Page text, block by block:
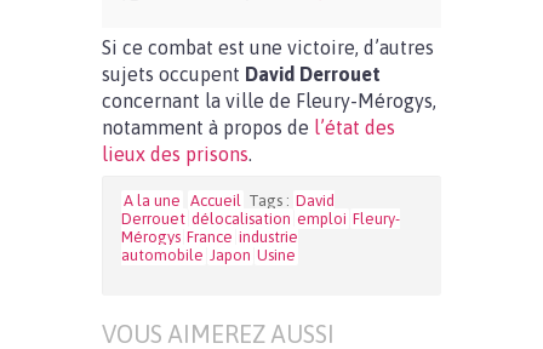
Si ce combat est une victoire, d’autres
sujets occupent David Derrouet
concernant la ville de Fleury-Mérogys,
notamment à propos de l’état des
lieux des prisons.
A la une Accueil Tags : David
Derrouet délocalisation emploi Fleury-
Mérogys France industrie
automobile Japon Usine
VOUS AIMEREZ AUSSI